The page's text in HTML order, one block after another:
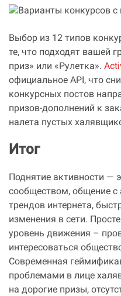
Выбор из 12 типов
те, что подходят вашей
приз» или «Рулетка».
официальное API, что
конкурсных постов
призов-дополнений к
налета пустых
Итог
Поднятие активности —
сообществом, общение с
трендов интернета,
изменения в сети.
уровень движения –
интересоваться
Современная
проблемами в лице
на дорогие призы,